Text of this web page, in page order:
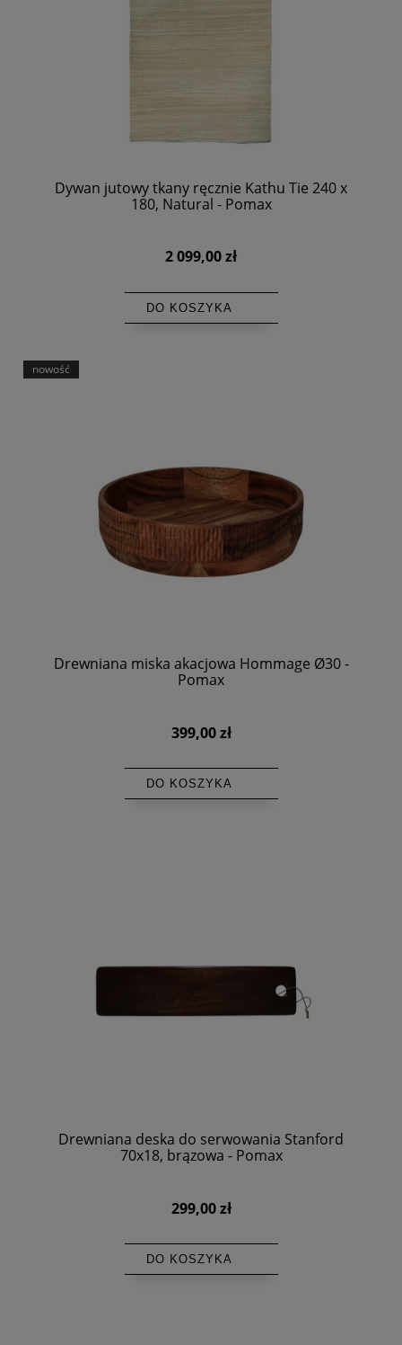
Dywan jutowy tkany ręcznie Kathu Tie 240 x
180, Natural - Pomax
2 099,00 zł
DO KOSZYKA
Drewniana miska akacjowa Hommage Ø30 -
Pomax
399,00 zł
DO KOSZYKA
nowość
Drewniana deska do serwowania Stanford
70x18, brązowa - Pomax
299,00 zł
DO KOSZYKA